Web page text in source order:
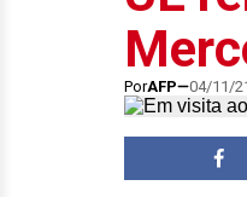
PorAFP 04/11/